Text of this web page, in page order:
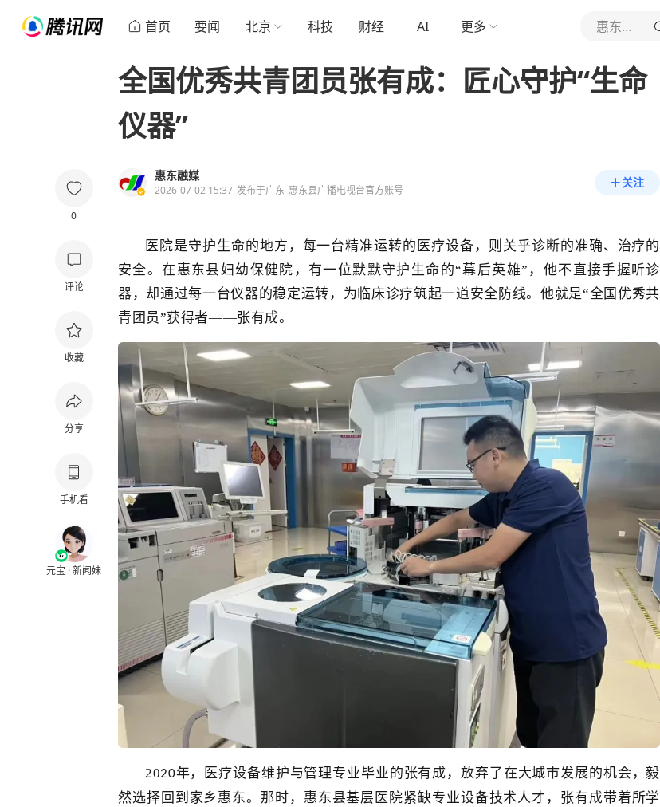
首页 要闻 北京 科技 财经 AI 更多 惠东融媒
0
评论
收藏
分享
手机看
元宝 · 新闻妹
全国优秀共青团员张有成：匠心守护“生命
仪器”
惠东融媒
2026-07-02 15:37 发布于广东 惠东县广播电视台官方账号
关注
医院是守护生命的地方，每一台精准运转的医疗设备，则关乎诊断的准确、治疗的
安全。在惠东县妇幼保健院，有一位默默守护生命的“幕后英雄”，他不 直接手握听诊
器，却通过每一台仪器的稳定运转，为临床诊疗筑起一道安全防线。他就是“全国优秀共
青团员”获得者——张有成。
2020年，医疗设备维护与管理专业毕业 的张有成，放弃了在大城市发展的机会，毅
然选择回到家乡惠东。 那时 ，惠东县基层医院紧缺专业设备技术人才，张有成带着所学